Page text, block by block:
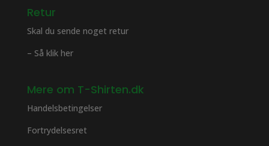
Retur
Skal du sende noget retur
– Så klik her
Mere om T-Shirten.dk
Handelsbetingelser
Fortrydelsesret